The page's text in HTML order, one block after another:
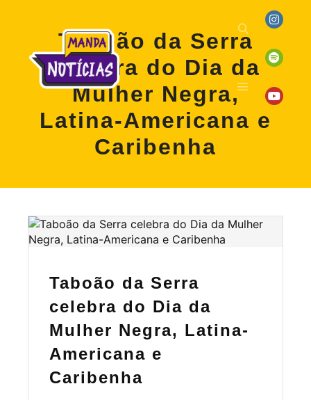
Taboão da Serra
celebra do Dia da
Mulher Negra,
Latina-Americana e
Caribenha
Taboão da Serra
celebra do Dia da
Mulher Negra, Latina-
Americana e
Caribenha